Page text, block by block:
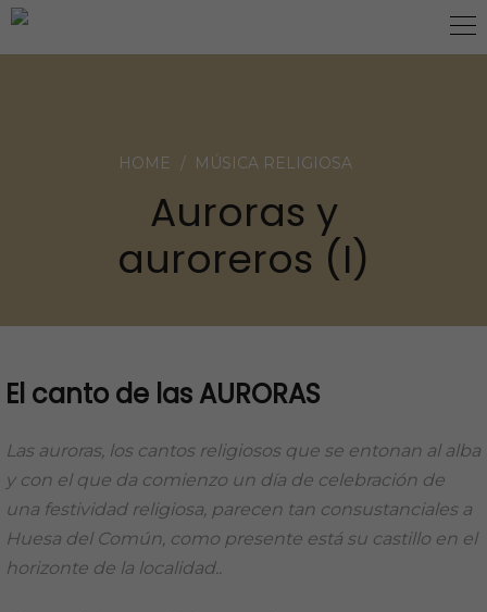
HOME MÚSICA RELIGIOSA
Auroras y
auroreros (I)
El canto de las AURORAS
Las auroras, los cantos religiosos que se entonan al alba
y con el que da comienzo un día de celebración de
una festividad religiosa, parecen tan consustanciales a
Huesa del Común, como presente está su castillo en el
horizonte de la localidad..